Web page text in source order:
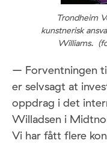
Trondheim
kunstnerisk
Williams.
– Forventningen
er selvsagt at
oppdrag i det
Willadsen i
Vi har fått flere